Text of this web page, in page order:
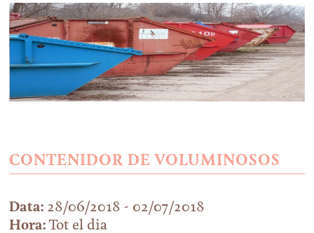
CONTENIDOR DE VOLUMINOSOS
Data: 28/06/2018 - 02/07/2018
Hora: Tot el dia